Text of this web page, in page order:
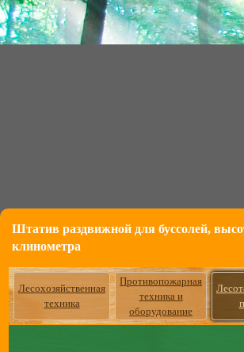
Штатив раздвижной для буссолей,
клинометра
Лесохозяйственная
техника
Противопожарная
техника и
оборудование